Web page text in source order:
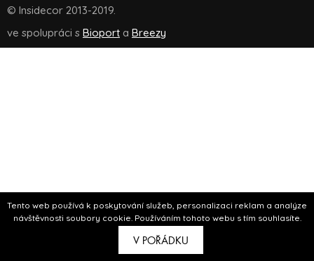
Tento web používá k poskytování služeb, personalizaci reklam a analýze
návštěvnosti soubory cookie. Používáním tohoto webu s tím souhlasíte.
V POŘÁDKU
© Insidecor 2013-2019.
ve spolupráci s Bioport a Breezy